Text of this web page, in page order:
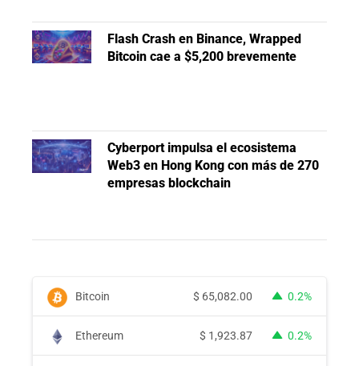
Flash Crash en Binance, Wrapped
Bitcoin cae a $5,200 brevemente
Cyberport impulsa el ecosistema
Web3 en Hong Kong con más de 270
empresas blockchain
Bitcoin $ 65,082.00 0.2%
Ethereum $ 1,923.87 0.2%